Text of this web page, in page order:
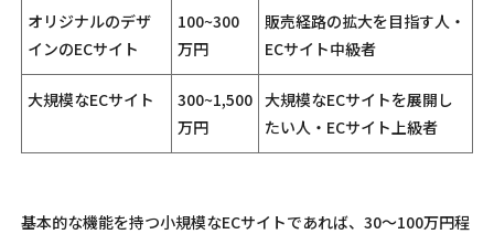
オリジナルのデザ
インのECサイト
100~300
万円
販売経路の拡大を目指す人・
ECサイト中級者
大規模なECサイト
300~1,500
万円
大規模なECサイトを展開し
たい人・ECサイト上級者
基本的な機能を持つ小規模なECサイトであれば、30〜100万円程